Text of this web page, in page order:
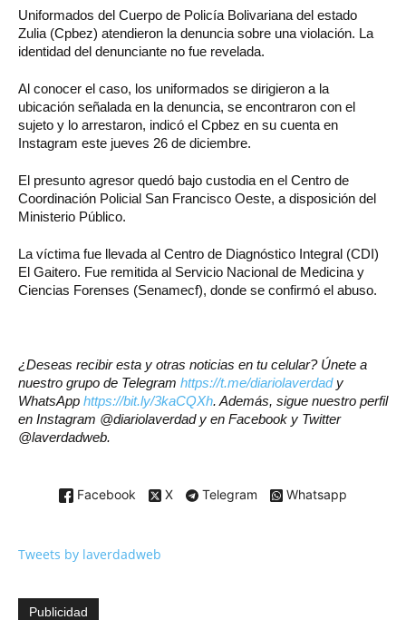
Uniformados del Cuerpo de Policía Bolivariana del estado
Zulia (Cpbez) atendieron la denuncia sobre una violación. La
identidad del denunciante no fue revelada.
Al conocer el caso, los uniformados se dirigieron a la
ubicación señalada en la denuncia, se encontraron con el
sujeto y lo arrestaron, indicó el Cpbez en su cuenta en
Instagram este jueves 26 de diciembre.
El presunto agresor quedó bajo custodia en el Centro de
Coordinación Policial San Francisco Oeste, a disposición del
Ministerio Público.
La víctima fue llevada al Centro de Diagnóstico Integral (CDI)
El Gaitero. Fue remitida al Servicio Nacional de Medicina y
Ciencias Forenses (Senamecf), donde se confirmó el abuso.
¿Deseas recibir esta y otras noticias en tu celular? Únete a
nuestro grupo de Telegram https://t.me/diariolaverdady
WhatsApp https://bit.ly/3kaCQXh. Además, sigue nuestro perfil
en Instagram @diariolaverdad y en Facebook y Twitter
@laverdadweb.
Facebook X Telegram Whatsapp
Tweets by laverdadweb
Publicidad